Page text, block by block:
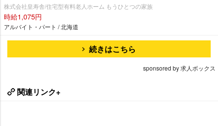
株式会社皇寿舎/住宅型有料老人ホーム もうひとつの家族
時給1,075円
アルバイト・パート / 北海道
続きはこちら
sponsored by 求人ボックス
関連リンク+